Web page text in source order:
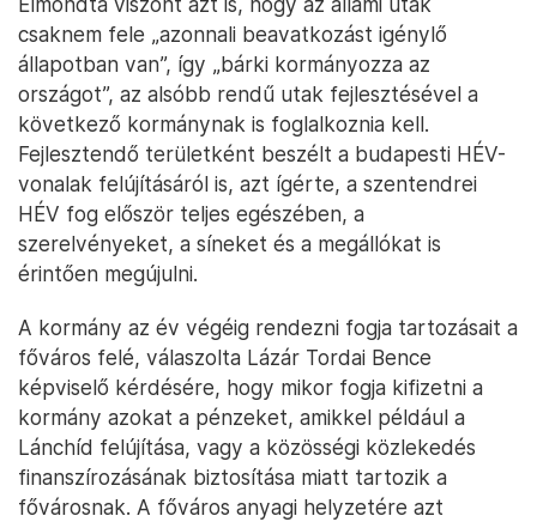
csaknem fele „azonnali beavatkozást igénylő
állapotban van”, így „bárki kormányozza az
országot”, az alsóbb rendű utak fejlesztésével a
következő kormánynak is foglalkoznia kell.
Fejlesztendő területként beszélt a budapesti HÉV-
vonalak felújításáról is, azt ígérte, a szentendrei
HÉV fog először teljes egészében, a
szerelvényeket, a síneket és a megállókat is
érintően megújulni.
A kormány az év végéig rendezni fogja tartozásait a
főváros felé, válaszolta Lázár Tordai Bence
képviselő kérdésére, hogy mikor fogja kifizetni a
kormány azokat a pénzeket, amikkel például a
Lánchíd felújítása, vagy a közösségi közlekedés
finanszírozásának biztosítása miatt tartozik a
fővárosnak. A főváros anyagi helyzetére azt